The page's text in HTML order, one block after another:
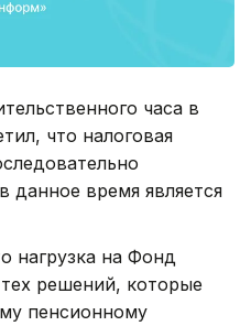
часа в
что налоговая
данное время является
нагрузка на Фонд
решений, которые
пенсионному